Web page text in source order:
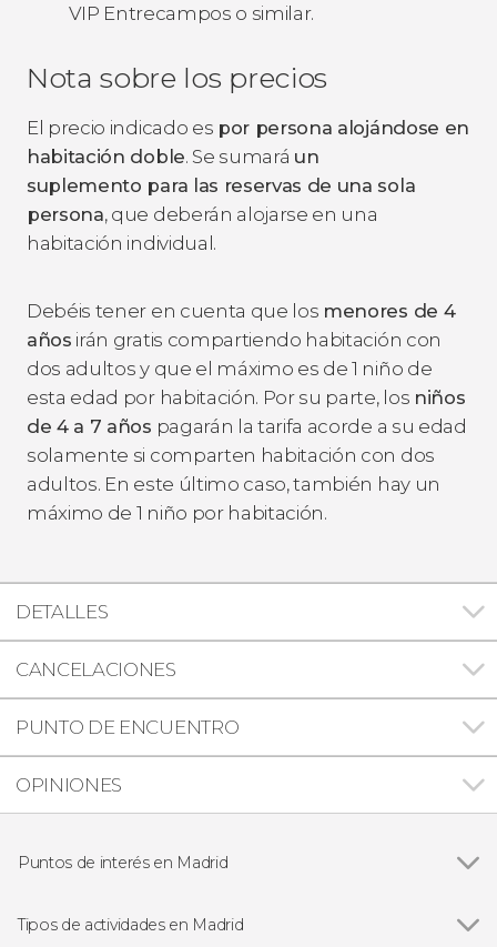
VIP Entrecampos o similar.
Nota sobre los precios
El precio indicado es por persona alojándose en
habitación doble. Se sumará un
suplemento para las reservas de una sola
persona, que deberán alojarse en una
habitación individual.
Debéis tener en cuenta que los menores de 4
años irán gratis compartiendo habitación con
dos adultos y que el máximo es de 1 niño de
esta edad por habitación. Por su parte, los niños
de 4 a 7 años pagarán la tarifa acorde a su edad
solamente si comparten habitación con dos
adultos. En este último caso, también hay un
máximo de 1 niño por habitación.
DETALLES
CANCELACIONES
PUNTO DE ENCUENTRO
OPINIONES
Puntos de interés en Madrid
Puerta del Sol
Tipos de actividades en Madrid